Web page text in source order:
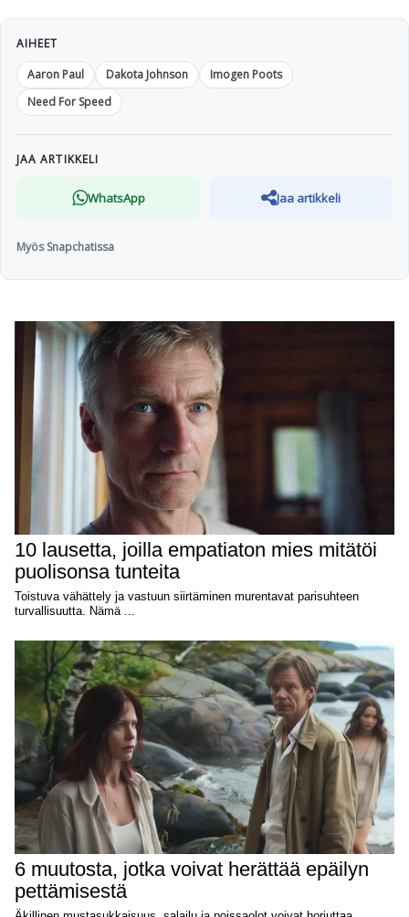
AIHEET
Aaron Paul
Dakota Johnson
Imogen Poots
Need For Speed
JAA ARTIKKELI
WhatsApp Jaa artikkeli
Myös Snapchatissa